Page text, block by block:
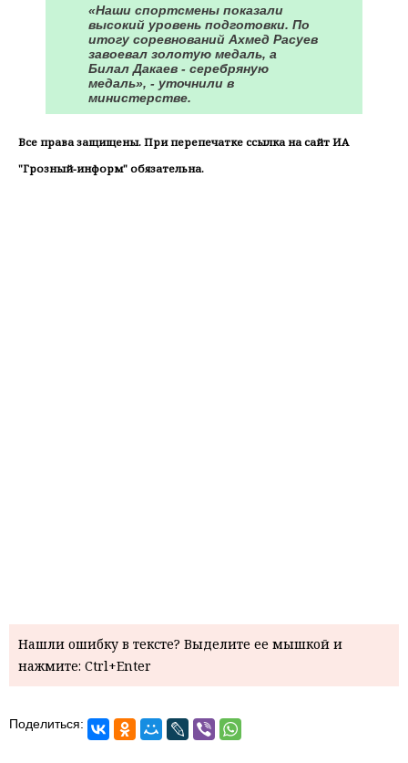
«Наши спортсмены показали
высокий уровень подготовки. По
итогу соревнований Ахмед Расуев
завоевал золотую медаль, а
Билал Дакаев - серебряную
медаль», - уточнили в
министерстве.
Все права защищены. При перепечатке ссылка на сайт ИА
"Грозный-информ" обязательна.
Нашли ошибку в тексте? Выделите ее мышкой и
нажмите: Ctrl+Enter
Поделиться: